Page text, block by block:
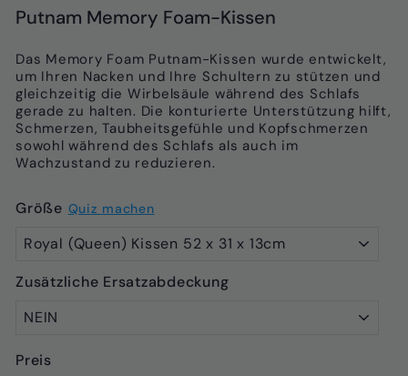
Putnam Memory Foam-Kissen
Das Memory Foam Putnam-Kissen wurde entwickelt,
um Ihren Nacken und Ihre Schultern zu stützen und
gleichzeitig die Wirbelsäule während des Schlafs
gerade zu halten. Die konturierte Unterstützung hilft,
Schmerzen, Taubheitsgefühle und Kopfschmerzen
sowohl während des Schlafs als auch im
Wachzustand zu reduzieren.
Größe Quiz machen
Zusätzliche Ersatzabdeckung
Preis